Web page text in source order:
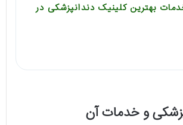
بهترین کلینیک دندانپزشکی در
و خدمات آن